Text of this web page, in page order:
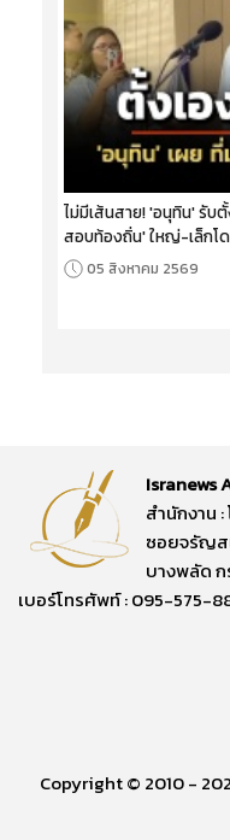
ไม่มีเส้นสาย! 'อนุทิน' รับ
สอบท้องถิ่น' ใหญ่-เล็กโ
05 สิงหาคม 2569
Isranews
สำนักงาน :
ซอยจรัญส
บางพลัด
เบอร์โทรศัพท์ : 095-575-
Copyright © 2010 -